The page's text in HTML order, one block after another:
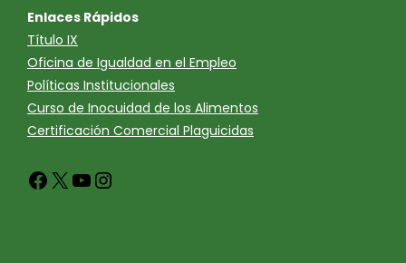
Enlaces Rápidos
Título IX
Oficina de Igualdad en el Empleo
Políticas Institucionales
Curso de Inocuidad de los Alimentos
Certificación Comercial Plaguicidas
Facebook
X YouTube